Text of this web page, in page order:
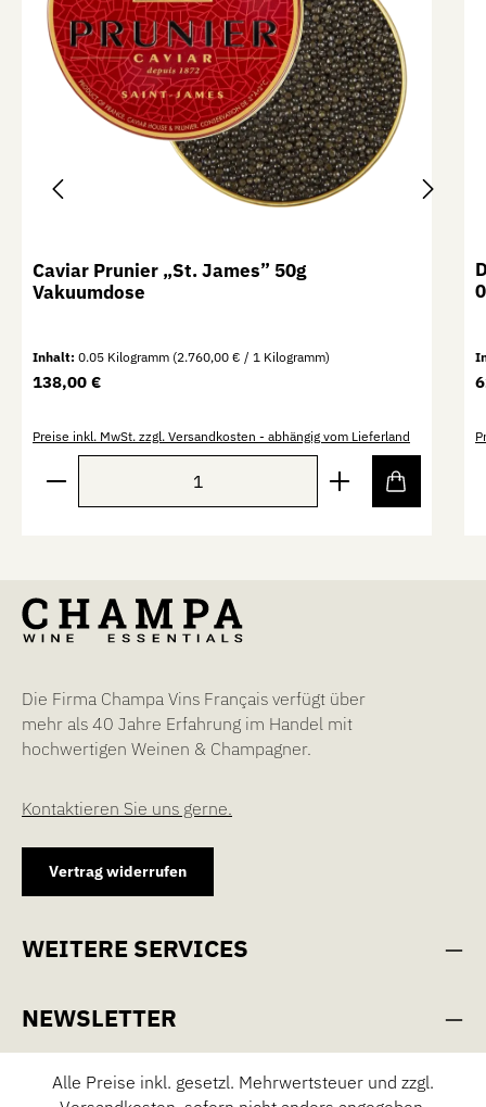
Caviar Prunier „St. James” 50g
Vakuumdose
Inhalt:0.05 Kilogramm (2.760,00 € / 1 Kilogramm)
Regulärer Preis:
138,00 €
Preise inkl. MwSt. zzgl. Versandkosten - abhängig vom Lieferland
Produkt Anzahl: Gib den gewünschten Wert ein
Die Firma Champa Vins Français verfügt über
mehr als 40 Jahre Erfahrung im Handel mit
hochwertigen Weinen & Champagner.
Kontaktieren Sie uns gerne.
Vertrag widerrufen
WEITERE SERVICES
NEWSLETTER
Alle Preise inkl. gesetzl. Mehrwertsteuer und zzgl.